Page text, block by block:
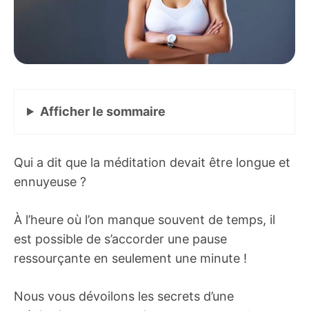
Afficher le sommaire
Qui a dit que la méditation devait être longue et
ennuyeuse ?
À l’heure où l’on manque souvent de temps, il
est possible de s’accorder une pause
ressourçante en seulement une minute !
Nous vous dévoilons les secrets d’une